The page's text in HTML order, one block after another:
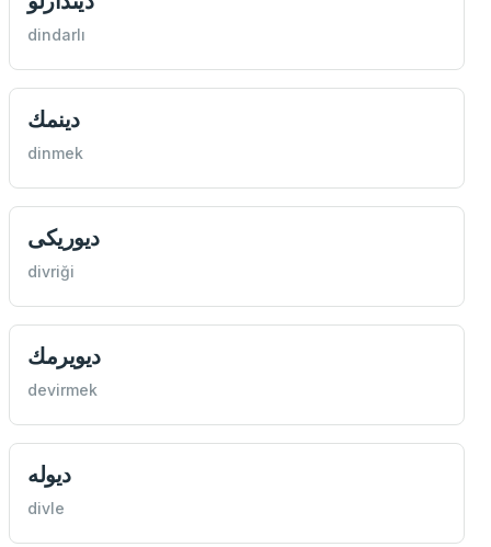
dindarlı
دينمك
dinmek
ديوريكی
divriği
ديويرمك
devirmek
ديوله
divle